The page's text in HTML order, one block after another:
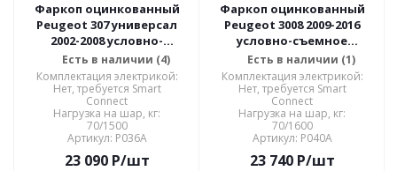
Фаркоп оцинкованный
Peugeot 307 универсал
2002-2008 условно-
съемное крепление шара
P036A
Есть в наличии (4)
Комплектация электрикой:
Нет, требуется Smart
Connect
Нагрузка на шар, кг:
70/1500
Артикул: P036A
23 090P/шт
Фаркоп оцинкованный
Peugeot 3008 2009-2016
условно-съемное
крепление шара P040A
Есть в наличии (1)
Комплектация электрикой:
Нет, требуется Smart
Connect
Нагрузка на шар, кг:
70/1600
Артикул: P040A
23 740P/шт